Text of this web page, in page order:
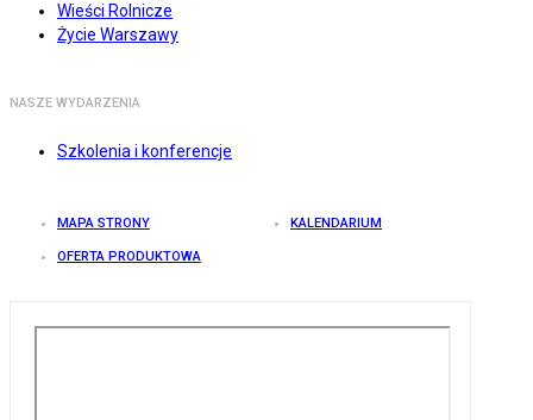
Wieści Rolnicze
Życie Warszawy
NASZE WYDARZENIA
Szkolenia i konferencje
MAPA STRONY KALENDARIUM
OFERTA PRODUKTOWA